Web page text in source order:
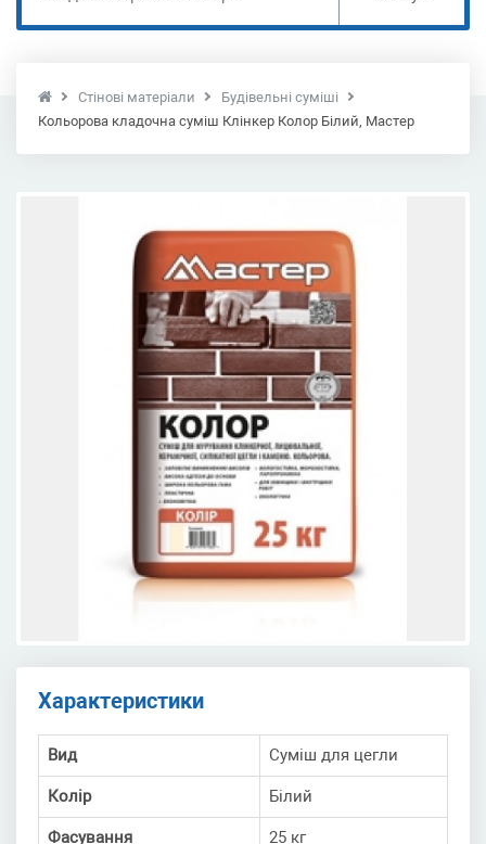
Стінові матеріали
Будівельні суміші
Кольорова кладочна суміш Клінкер Колор Білий, Мастер
Характеристики
Вид Суміш для цегли
Колір Білий
Фасування 25 кг